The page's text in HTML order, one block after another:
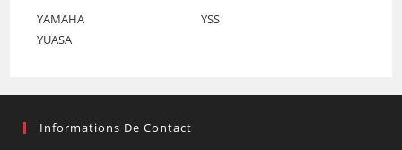
YAMAHA
YSS
YUASA
Informations De Contact